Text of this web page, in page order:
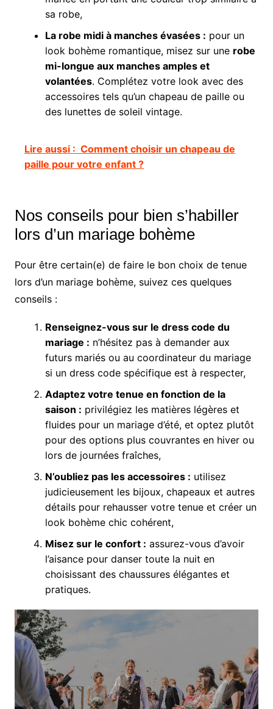
sa robe,
La robe midi à manches évasées : pour un
look bohème romantique, misez sur une robe
mi-longue aux manches amples et
volantées. Complétez votre look avec des
accessoires tels qu’un chapeau de paille ou
des lunettes de soleil vintage.
Lire aussi : Comment choisir un chapeau de
paille pour votre enfant ?
Nos conseils pour bien s’habiller
lors d’un mariage bohème
Pour être certain(e) de faire le bon choix de tenue
lors d’un mariage bohème, suivez ces quelques
conseils :
Renseignez-vous sur le dress code du
mariage : n’hésitez pas à demander aux
futurs mariés ou au coordinateur du mariage
si un dress code spécifique est à respecter,
Adaptez votre tenue en fonction de la
saison : privilégiez les matières légères et
fluides pour un mariage d’été, et optez plutôt
pour des options plus couvrantes en hiver ou
lors de journées fraîches,
N’oubliez pas les accessoires : utilisez
judicieusement les bijoux, chapeaux et autres
détails pour rehausser votre tenue et créer un
look bohème chic cohérent,
Misez sur le confort : assurez-vous d’avoir
l’aisance pour danser toute la nuit en
choisissant des chaussures élégantes et
pratiques.